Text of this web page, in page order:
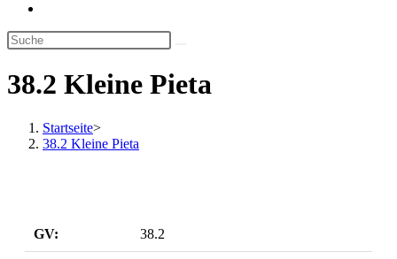
umschalten
38.2 Kleine Pieta
Startseite>
38.2 Kleine Pieta
GV: 38.2